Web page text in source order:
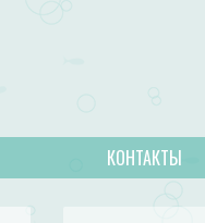
КОНТАКТЫ